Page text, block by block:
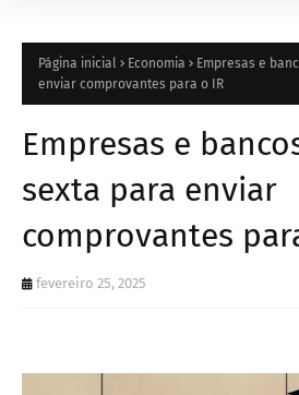
Página inicial Economia
Empresas e
enviar comprovantes para o IR
Empresas e
sexta para enviar
comprovantes
fevereiro 25, 2025